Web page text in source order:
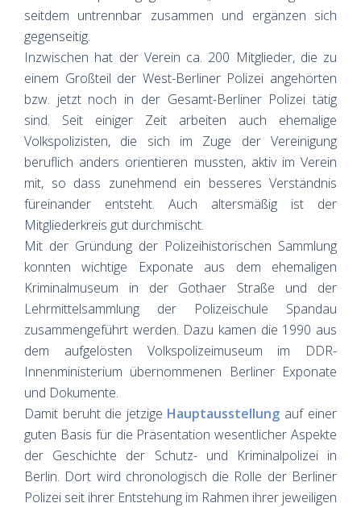
seitdem untrennbar zusammen und ergänzen sich
gegenseitig.
Inzwischen hat der Verein ca. 200 Mitglieder, die zu
einem Großteil der West-Berliner Polizei angehörten
bzw. jetzt noch in der Gesamt-Berliner Polizei tätig
sind. Seit einiger Zeit arbeiten auch ehemalige
Volkspolizisten, die sich im Zuge der Vereinigung
beruflich anders orientieren mussten, aktiv im Verein
mit, so dass zunehmend ein besseres Verständnis
füreinander entsteht. Auch altersmäßig ist der
Mitgliederkreis gut durchmischt.
Mit der Gründung der Polizeihistorischen Sammlung
konnten wichtige Exponate aus dem ehemaligen
Kriminalmuseum in der Gothaer Straße und der
Lehrmittelsammlung der Polizeischule Spandau
zusammengeführt werden. Dazu kamen die 1990 aus
dem aufgelösten Volkspolizeimuseum im DDR-
Innenministerium übernommenen Berliner Exponate
und Dokumente.
Damit beruht die jetzige Hauptausstellung auf einer
guten Basis für die Präsentation wesentlicher Aspekte
der Geschichte der Schutz- und Kriminalpolizei in
Berlin. Dort wird chronologisch die Rolle der Berliner
Polizei seit ihrer Entstehung im Rahmen ihrer jeweiligen